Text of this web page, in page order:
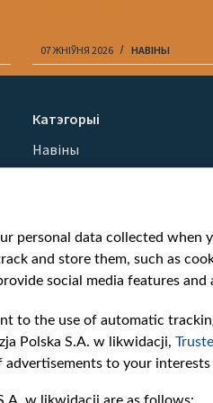
07 ЖНІЎНЯ 2026 НАВІНЫ
Катэгорыі
Навіны
Вайна
personal data collected
and store them, such as
social media features
to the use of automatic
Polska S.A. w likwidacji,
to your